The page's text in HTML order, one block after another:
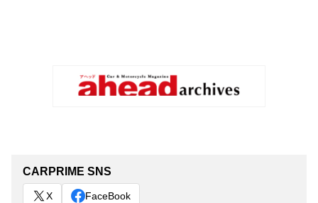
CARPRIME SNS
X FaceBook